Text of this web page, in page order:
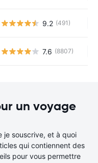
9.2 (491)
7.6 (8807)
un voyage
je souscrive, et à quoi
qui contiennent des
pour vous permettre